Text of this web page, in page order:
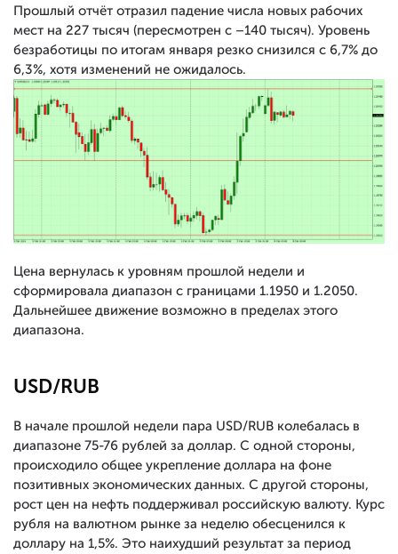
Прошлый отчёт отразил падение числа новых рабочих
мест на 227 тысяч (пересмотрен с –140 тысяч). Уровень
безработицы по итогам января резко снизился с 6,7% до
6,3%, хотя изменений не ожидалось.
Цена вернулась к уровням прошлой недели и
сформировала диапазон с границами 1.1950 и 1.2050.
Дальнейшее движение возможно в пределах этого
диапазона.
USD/RUB
В начале прошлой недели пара USD/RUB колебалась в
диапазоне 75-76 рублей за доллар. С одной стороны,
происходило общее укрепление доллара на фоне
позитивных экономических данных. С другой стороны,
рост цен на нефть поддерживал российскую валюту. Курс
рубля на валютном рынке за неделю обесценился к
доллару на 1,5%. Это наихудший результат за период